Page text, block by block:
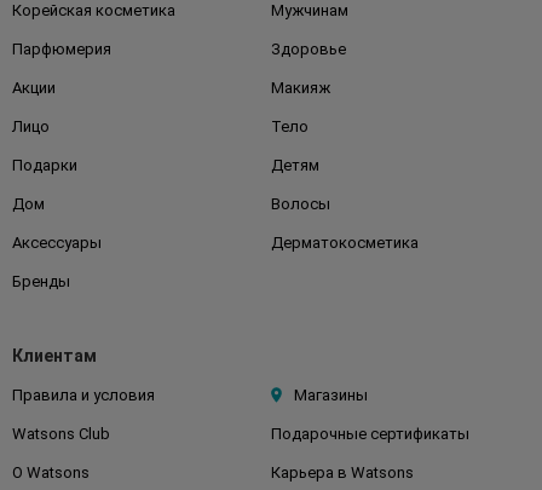
Корейская косметика Мужчинам
Парфюмерия Здоровье
Акции Макияж
Лицо Тело
Подарки Детям
Дом Волосы
Аксессуары Дерматокосметика
Бренды
Клиентам
Правила и условия Магазины
Watsons Club Подарочные сертификаты
О Watsons Карьера в Watsons